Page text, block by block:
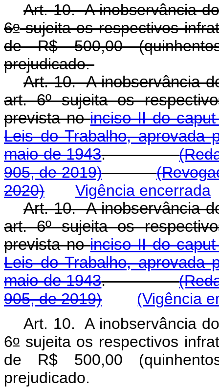
Art. 10. A inobservância
6osujeita os respectivos
de R$ 500,00
prejudicado.
Art. 10. A inobservância
art. 6º sujeita os
prevista noinciso II do
Leis do Trabalho, aprovada
maio de 1943.
905, de 2019)
2020)
Vigência encerrada
Art. 10. A inobservância
art. 6º sujeita os
prevista noinciso II do
Leis do Trabalho, aprovada
maio de 1943.
905, de 2019)
(Vigência
Art. 10. A inobservância
6o sujeita os respectivos
de R$ 500,00
prejudicado.